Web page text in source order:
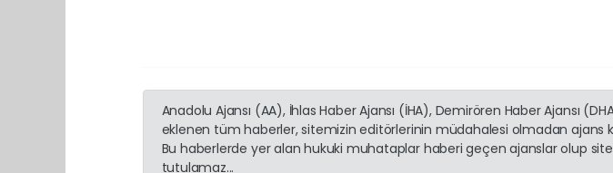
Anadolu Ajansı (AA), İhlas Haber Ajansı (İHA), Demirören Haber Ajansı
eklenen tüm haberler, sitemizin editörlerinin müdahalesi olmadan ajans
Bu haberlerde yer alan hukuki muhataplar haberi geçen ajanslar olup
tutulamaz...